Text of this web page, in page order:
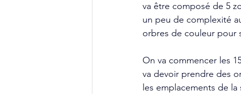
va être composé de 5
un peu de complexité
orbres de couleur pour
On va commencer les
va devoir prendre des
les emplacements de